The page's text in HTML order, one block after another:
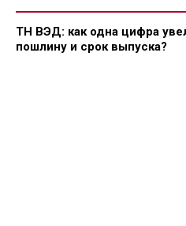
ТН ВЭД: как одна цифра
пошлину и срок выпуска?